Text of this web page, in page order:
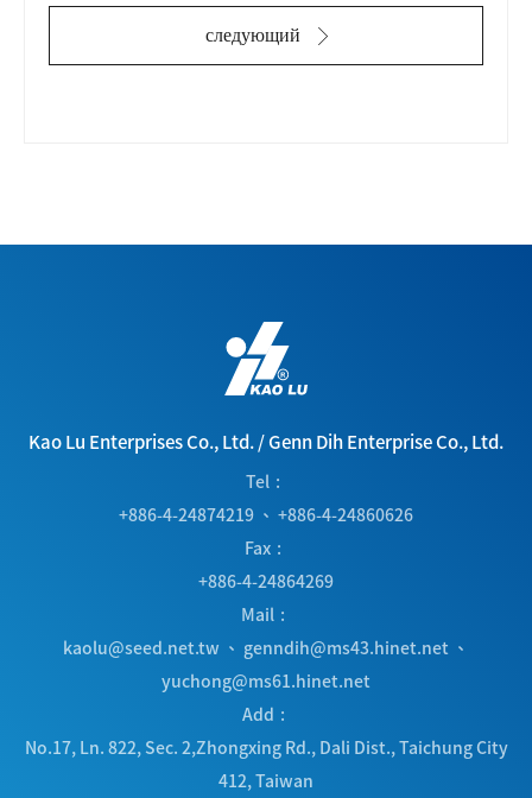
следующий
Kao Lu Enterprises Co., Ltd./Genn Dih Enterprise Co., Ltd.
Tel
+886-4-24874219 、 +886-4-24860626
Fax
+886-4-24864269
Mail
kaolu@seed.net.tw 、 genndih@ms43.hinet.net 、
yuchong@ms61.hinet.net
Add
No.17, Ln. 822, Sec. 2,Zhongxing Rd., Dali Dist., Taichung City
412, Taiwan